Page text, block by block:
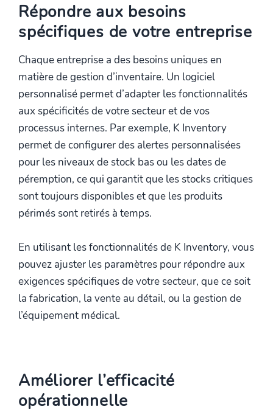
Répondre aux besoins
spécifiques de votre entreprise
Chaque entreprise a des besoins uniques en
matière de gestion d’inventaire. Un logiciel
personnalisé permet d’adapter les fonctionnalités
aux spécificités de votre secteur et de vos
processus internes. Par exemple, K Inventory
permet de configurer des alertes personnalisées
pour les niveaux de stock bas ou les dates de
péremption, ce qui garantit que les stocks critiques
sont toujours disponibles et que les produits
périmés sont retirés à temps.
En utilisant les fonctionnalités de K Inventory, vous
pouvez ajuster les paramètres pour répondre aux
exigences spécifiques de votre secteur, que ce soit
la fabrication, la vente au détail, ou la gestion de
l’équipement médical.
Améliorer l’efficacité
opérationnelle